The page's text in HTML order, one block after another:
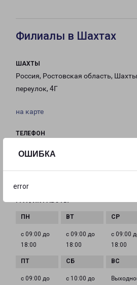
ОШИБКА
error
Филиалы в Шахтах
ШАХТЫ
Россия, Ростовская область,
переулок, 4Г
на карте
ТЕЛЕФОН
ГРАФИК РАБОТЫ
с 09:00 до
18:00
с 09:00 до
18:00
с 09:00
18:00
с 09:00 до
с 10:00 до